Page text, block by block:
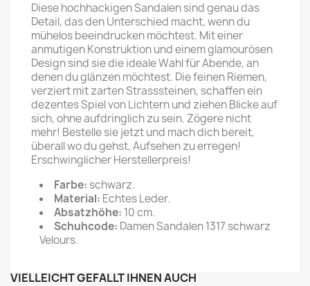
Diese hochhackigen Sandalen sind genau das
Detail, das den Unterschied macht, wenn du
mühelos beeindrucken möchtest. Mit einer
anmutigen Konstruktion und einem glamourösen
Design sind sie die ideale Wahl für Abende, an
denen du glänzen möchtest. Die feinen Riemen,
verziert mit zarten Strasssteinen, schaffen ein
dezentes Spiel von Lichtern und ziehen Blicke auf
sich, ohne aufdringlich zu sein. Zögere nicht
mehr! Bestelle sie jetzt und mach dich bereit,
überall wo du gehst, Aufsehen zu erregen!
Erschwinglicher Herstellerpreis!
Farbe: schwarz.
Material: Echtes Leder.
Absatzhöhe: 10 cm.
Schuhcode: Damen Sandalen 1317 schwarz
Velours.
VIELLEICHT GEFÄLLT IHNEN AUCH